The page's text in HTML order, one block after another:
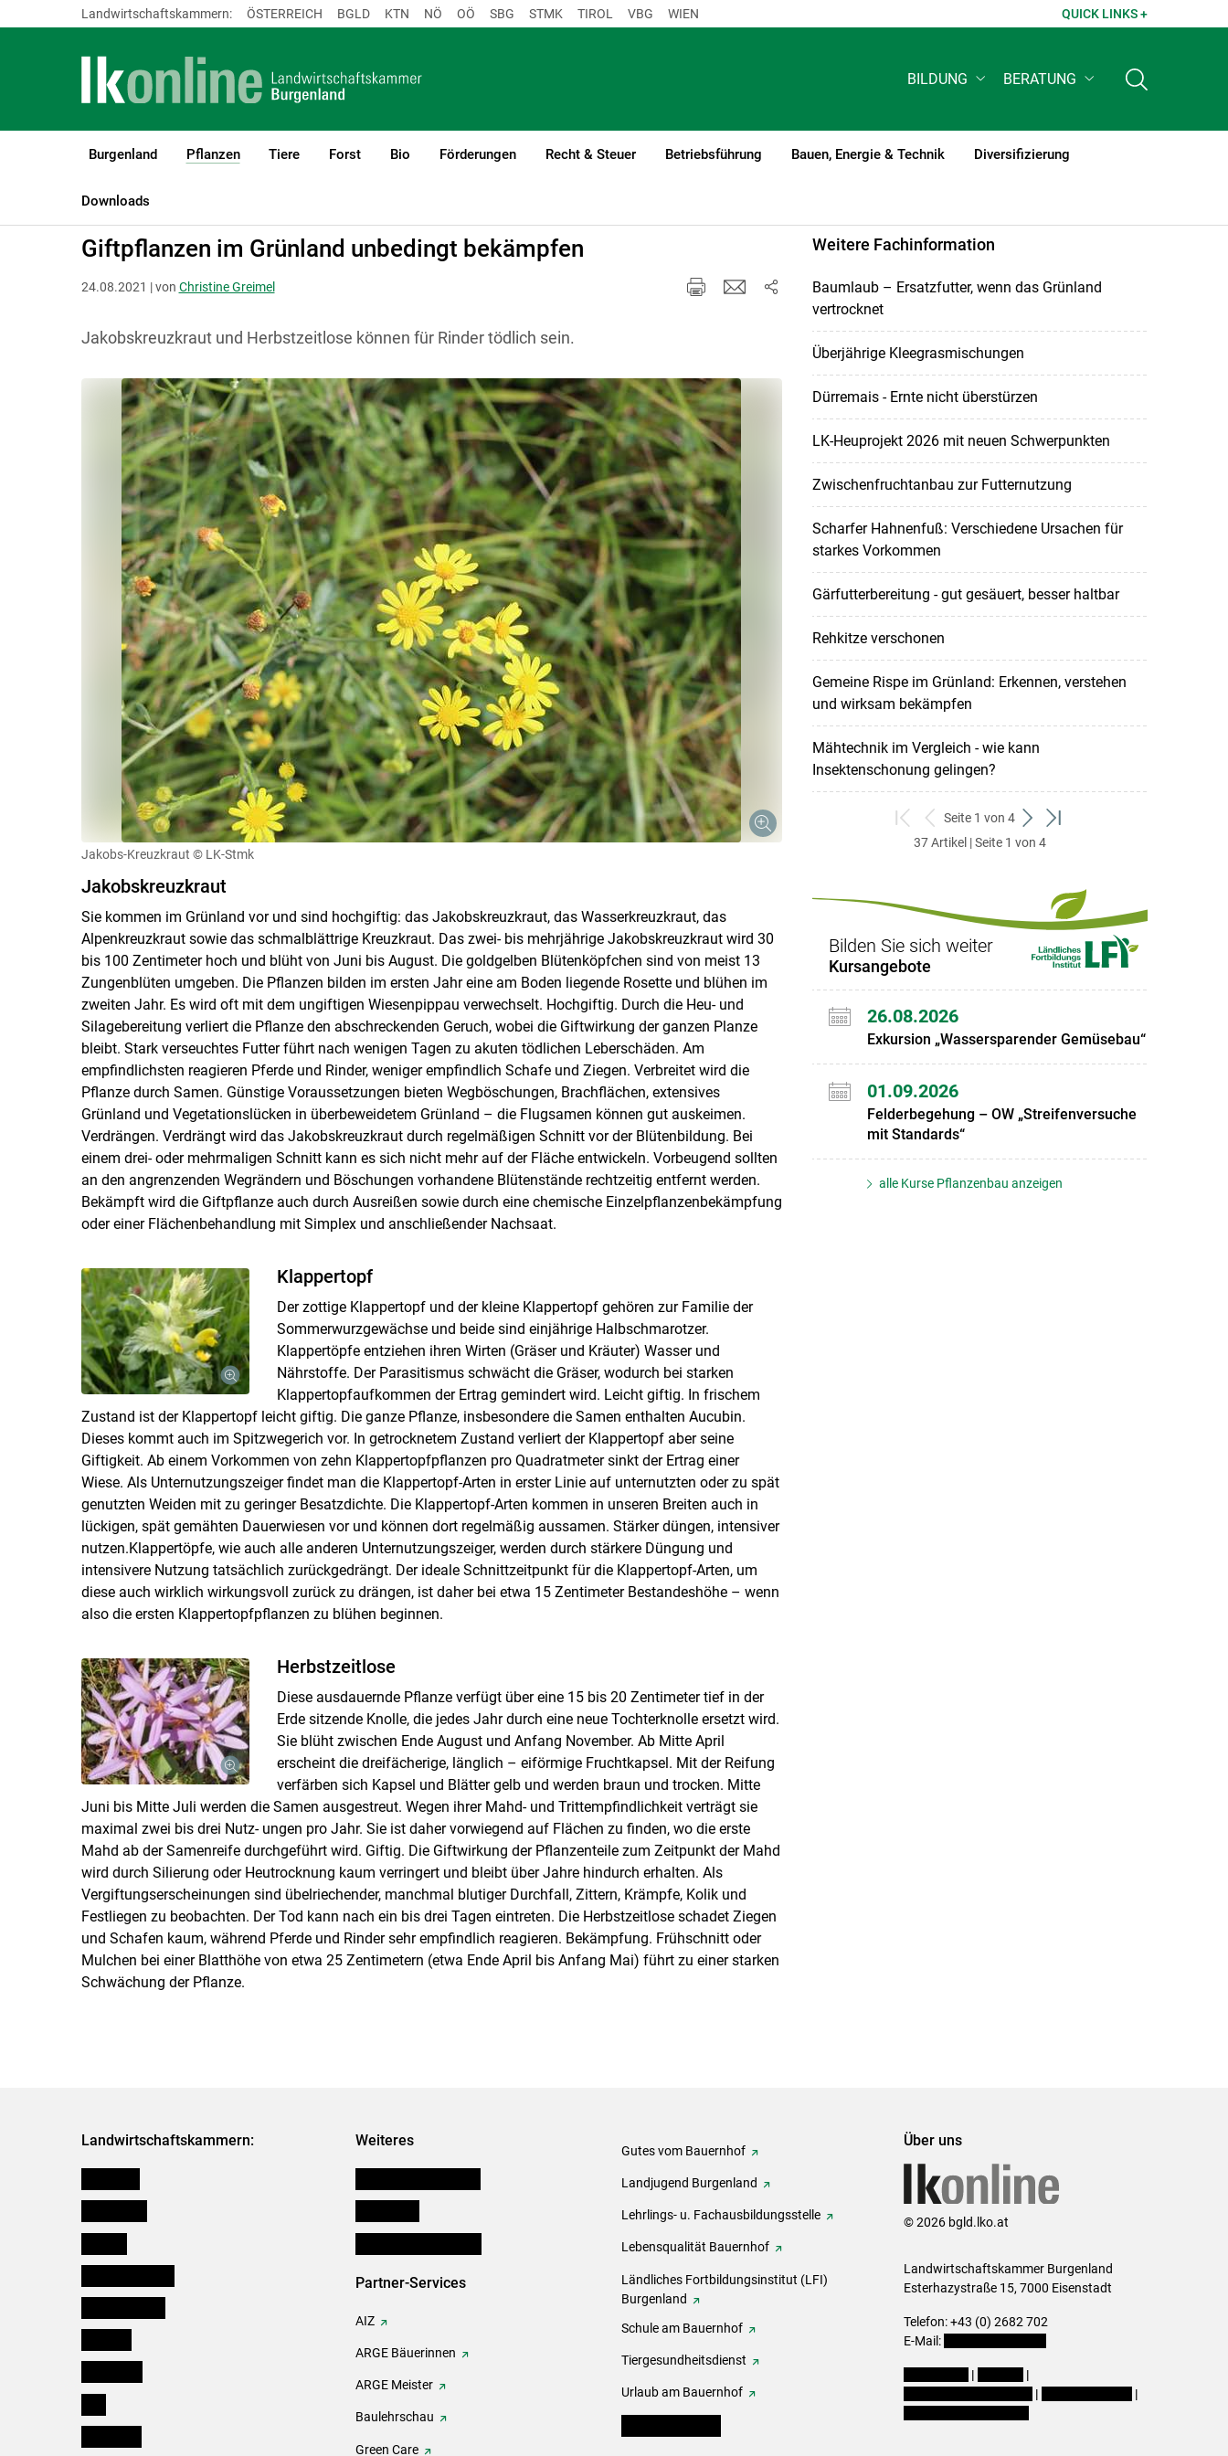
Skip to main content
Landwirtschaftskammern: ÖSTERREICH BGLD KTN NÖ OÖ SBG STMK TIROL VBG WIEN QUICK LINKS +
BILDUNG BERATUNG
Burgenland Pflanzen
(current)1
Tiere Forst Bio Förderungen Recht & Steuer Betriebsführung Bauen, Energie & Technik Diversifizierung
Downloads
LK Burgenland
Giftpflanzen im Grünland ­unbedingt bekämpfen
24.08.2021 | von Christine Greimel
Jakobskreuzkraut und Herbstzeitlose können für Rinder tödlich sein.
Jakobs-Kreuzkraut © LK-Stmk
Jakobskreuzkraut
Sie kommen im Grünland vor und sind hochgiftig: das Jakobskreuzkraut, das Wasserkreuzkraut, das
Alpenkreuzkraut sowie das schmalblättrige Kreuzkraut. Das zwei- bis mehrjährige Jakobskreuzkraut wird 30
bis 100 Zentimeter hoch und blüht von Juni bis August. Die goldgelben Blütenköpfchen sind von meist 13
Zungenblüten umgeben. Die Pflanzen bilden im ersten Jahr eine am Boden liegende Rosette und blühen im
zweiten Jahr. Es wird oft mit dem ungiftigen Wiesenpippau verwechselt. Hochgiftig. Durch die Heu- und
Silagebereitung verliert die Pflanze den abschreckenden Geruch, wobei die Giftwirkung der ganzen Planze
bleibt. Stark verseuchtes Futter führt nach wenigen Tagen zu akuten tödlichen Leberschäden. Am
empfindlichsten reagieren Pferde und Rinder, weniger empfindlich Schafe und Ziegen. Verbreitet wird die
Pflanze durch Samen. Günstige Voraussetzungen bieten Wegböschungen, Brachflächen, extensives
Grünland und Vegetationslücken in überbeweidetem Grünland – die Flugsamen können gut auskeimen.
Verdrängen. Verdrängt wird das Jakobskreuzkraut durch regelmäßigen Schnitt vor der Blütenbildung. Bei
einem drei- oder mehrmaligen Schnitt kann es sich nicht mehr auf der Fläche entwickeln. Vorbeugend sollten
an den angrenzenden Wegrändern und Böschungen vorhandene Blütenstände rechtzeitig entfernt werden.
Bekämpft wird die Giftpflanze auch durch Ausreißen sowie durch eine chemische Einzelpflanzenbekämpfung
oder einer Flächenbehandlung mit Simplex und anschließender Nachsaat.
Klappertopf
Der zottige Klappertopf und der kleine Klappertopf gehören zur Familie der
Sommerwurzgewächse und beide sind einjährige Halbschmarotzer.
Klappertöpfe entziehen ihren Wirten (Gräser und Kräuter) Wasser und
Nährstoffe. Der Parasitismus schwächt die Gräser, wodurch bei starken
Klappertopfaufkommen der Ertrag gemindert wird. Leicht giftig. In frischem
Zustand ist der Klappertopf leicht giftig. Die ganze Pflanze, insbesondere die Samen enthalten Aucubin.
Dieses kommt auch im Spitzwegerich vor. In getrocknetem Zustand verliert der Klappertopf aber seine
Giftigkeit. Ab einem Vorkommen von zehn Klappertopfpflanzen pro Quadratmeter sinkt der Ertrag einer
Wiese. Als Unternutzungszeiger findet man die Klappertopf-Arten in erster Linie auf unternutzten oder zu spät
genutzten Weiden mit zu geringer Besatzdichte. Die Klappertopf-Arten kommen in unseren Breiten auch in
lückigen, spät gemähten Dauerwiesen vor und können dort regelmäßig aussamen. Stärker düngen, intensiver
nutzen.Klappertöpfe, wie auch alle anderen Unternutzungszeiger, werden durch stärkere Düngung und
intensivere Nutzung tatsächlich zurückgedrängt. Der ideale Schnittzeitpunkt für die Klappertopf-Arten, um
diese auch wirklich wirkungsvoll zurück zu drängen, ist daher bei etwa 15 Zentimeter Bestandeshöhe – wenn
also die ersten Klappertopfpflanzen zu blühen beginnen.
Herbstzeitlose
Diese ausdauernde Pflanze verfügt über eine 15 bis 20 Zentimeter tief in der
Erde sitzende Knolle, die jedes Jahr durch eine neue Tochterknolle ersetzt wird.
Sie blüht zwischen Ende August und Anfang November. Ab Mitte April
erscheint die dreifächerige, länglich – eiförmige Fruchtkapsel. Mit der Reifung
verfärben sich Kapsel und Blätter gelb und werden braun und trocken. Mitte
Juni bis Mitte Juli werden die Samen ausgestreut. Wegen ihrer Mahd- und Trittempfindlichkeit verträgt sie
maximal zwei bis drei Nutz- ungen pro Jahr. Sie ist daher vorwiegend auf Flächen zu finden, wo die erste
Mahd ab der Samenreife durchgeführt wird. Giftig. Die Giftwirkung der Pflanzenteile zum Zeitpunkt der Mahd
wird durch Silierung oder Heutrocknung kaum verringert und bleibt über Jahre hindurch erhalten. Als
Vergiftungserscheinungen sind übelriechender, manchmal blutiger Durchfall, Zittern, Krämpfe, Kolik und
Festliegen zu beobachten. Der Tod kann nach ein bis drei Tagen eintreten. Die Herbstzeitlose schadet Ziegen
und Schafen kaum, während Pferde und Rinder sehr empfindlich reagieren. Bekämpfung. Frühschnitt oder
Mulchen bei einer Blatthöhe von etwa 25 Zentimetern (etwa Ende April bis Anfang Mai) führt zu einer starken
Schwächung der Pflanze.
Weitere Fachinformation
Baumlaub – Ersatzfutter, wenn das Grünland
vertrocknet
Überjährige Kleegrasmischungen
Dürremais - Ernte nicht überstürzen
LK-Heuprojekt 2026 mit neuen Schwerpunkten
Zwischenfruchtanbau zur Futternutzung
Scharfer Hahnenfuß: Verschiedene Ursachen für
starkes Vorkommen
Gärfutterbereitung - gut gesäuert, besser haltbar
Rehkitze verschonen
Gemeine Rispe im Grünland: Erkennen, verstehen
und wirksam bekämpfen
Mähtechnik im Vergleich - wie kann
Insektenschonung gelingen?
zum
ersten
zurück
zum
Seite 1 von 4
weiter
zum
zum
37 Artikel | Seite 1 von 4
Bilden Sie sich weiter
Kursangebote
26.08.2026
Exkursion „Wassersparender Gemüsebau“
01.09.2026
Felderbegehung – OW „Streifenversuche
mit Standards“
alle Kurse Pflanzenbau anzeigen
Landwirtschaftskammern: Weiteres
Partner-Services
AIZ
ARGE Bäuerinnen
ARGE Meister
Baulehrschau
Green Care
Gutes vom Bauernhof
Landjugend Burgenland
Lehrlings- u. Fachausbildungsstelle
Lebensqualität Bauernhof
Ländliches Fortbildungsinstitut (LFI)
Burgenland
Schule am Bauernhof
Tiergesundheitsdienst
Urlaub am Bauernhof
Über uns
© 2026 bgld.lko.at
Landwirtschaftskammer Burgenland
Esterhazystraße 15, 7000 Eisenstadt
Telefon: +43 (0) 2682 702
E-Mail:
|
|
|
|